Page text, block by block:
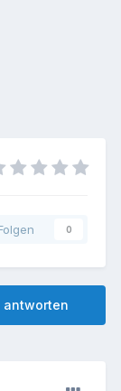
0
antworten